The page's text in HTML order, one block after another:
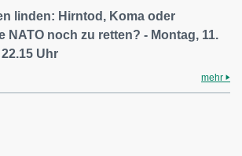
linden: Hirntod, Koma oder
NATO noch zu retten? - Montag, 11.
Uhr
mehr